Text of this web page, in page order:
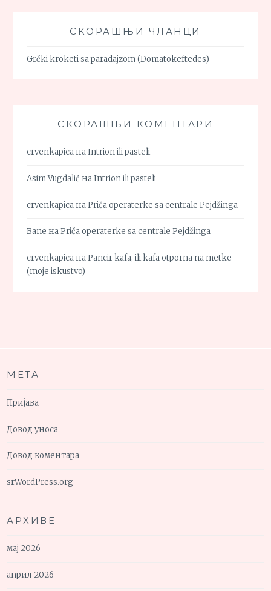
СКОРАШЊИ ЧЛАНЦИ
Grčki kroketi sa paradajzom (Domatokeftedes)
СКОРАШЊИ КОМЕНТАРИ
crvenkapica наIntrion ili pasteli
Asim Vugdalić наIntrion ili pasteli
crvenkapica наPriča operaterke sa centrale Pejdžinga
Bane наPriča operaterke sa centrale Pejdžinga
crvenkapica наPancir kafa, ili kafa otporna na metke
(moje iskustvo)
МЕТА
Пријава
Довод уноса
Довод коментара
sr.WordPress.org
АРХИВЕ
мај 2026
април 2026